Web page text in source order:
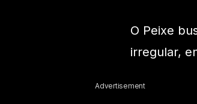
O Peixe
irregular,
Advertisement